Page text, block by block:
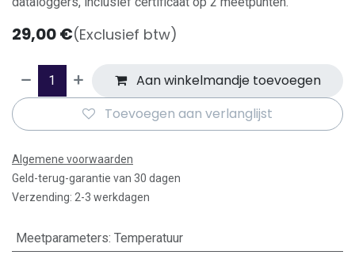
29,00€(Exclusief btw)
Aan winkelmandje toevoegen
Toevoegen aan verlanglijst
Algemene voorwaarden
Geld-terug-garantie van 30 dagen
Verzending: 2-3 werkdagen
Meetparameters: Temperatuur